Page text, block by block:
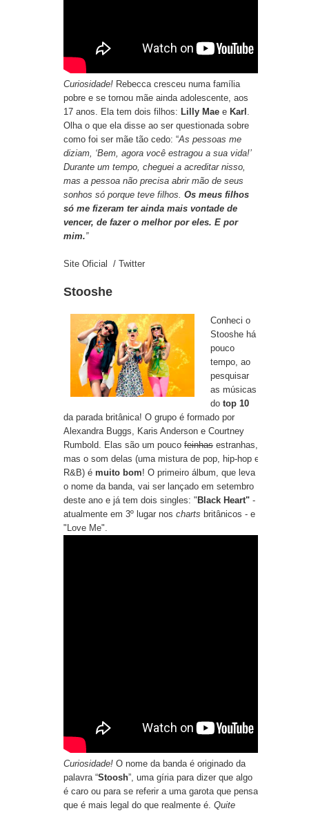
Curiosidade! Rebecca cresceu numa família
pobre e se tornou mãe ainda adolescente, aos
17 anos. Ela tem dois filhos: Lilly Mae e Karl .
Olha o que ela disse ao ser questionada sobre
como foi ser mãe tão cedo: “As pessoas me
diziam, ‘Bem, agora você estragou a sua vida!’
Durante um tempo, cheguei a acreditar nisso,
mas a pessoa não precisa abrir mão de seus
sonhos só porque teve filhos. Os meus filhos
só me fizeram ter ainda mais vontade de
vencer, de fazer o melhor por eles. E por
mim.”
Site Oficial / Twitter
Stooshe
Conheci o
Stooshe há
pouco
tempo, ao
pesquisar
as músicas
do top 10
da parada britânica! O grupo é formado por
Alexandra Buggs, Karis Anderson e Courtney
Rumbold. Elas são um pouco feinhas estranhas,
mas o som delas (uma mistura de pop, hip-hop e
R&B) é muito bom! O primeiro álbum, que leva
o nome da banda, vai ser lançado em setembro
deste ano e já tem dois singles: " Black Heart" -
atualmente em 3º lugar nos charts britânicos - e
" Love Me".
Curiosidade! O nome da banda é originado da
palavra “Stoosh”, uma gíria para dizer que algo
é caro ou para se referir a uma garota que pensa
que é mais legal do que realmente é. Quite